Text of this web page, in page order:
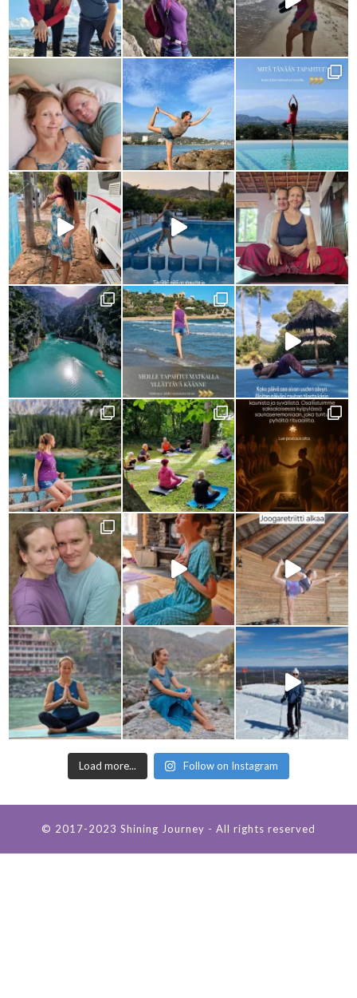
Load more... Follow on Instagram
© 2017-2023 Shining Journey - All rights reserved